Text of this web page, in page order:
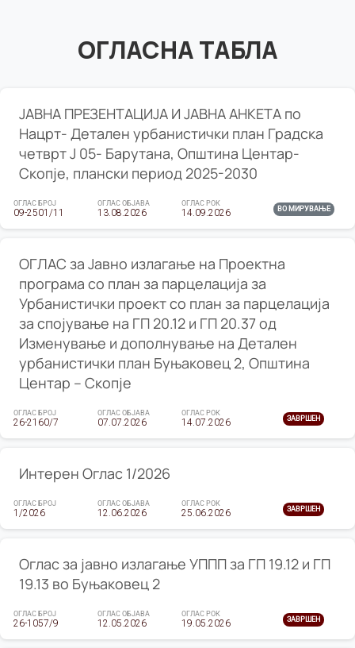
ОГЛАСНА ТАБЛА
ЈАВНА ПРЕЗЕНТАЦИЈА И ЈАВНА АНКЕТА по
Нацрт- Детален урбанистички план Градска
четврт Ј 05- Барутана, Општина Центар-
Скопје, плански период 2025-2030
ОГЛАС БРОЈ
09-2501/11
ОГЛАС ОБЈАВА
13.08.2026
ОГЛАС РОК
14.09.2026 ВО МИРУВАЊЕ
ОГЛАС за Јавно излагање на Проектна
програма со план за парцелација за
Урбанистички проект со план за парцелација
за спојување на ГП 20.12 и ГП 20.37 од
Изменување и дополнување на Детален
урбанистички план Буњаковец 2, Општина
Центар – Скопје
ОГЛАС БРОЈ
26-2160/7
ОГЛАС ОБЈАВА
07.07.2026
ОГЛАС РОК
14.07.2026 ЗАВРШЕН
Интерен Оглас 1/2026
ОГЛАС БРОЈ
1/2026
ОГЛАС ОБЈАВА
12.06.2026
ОГЛАС РОК
25.06.2026 ЗАВРШЕН
Оглас за јавно излагање УППП за ГП 19.12 и ГП
19.13 во Буњаковец 2
ОГЛАС БРОЈ
26-1057/9
ОГЛАС ОБЈАВА
12.05.2026
ОГЛАС РОК
19.05.2026 ЗАВРШЕН